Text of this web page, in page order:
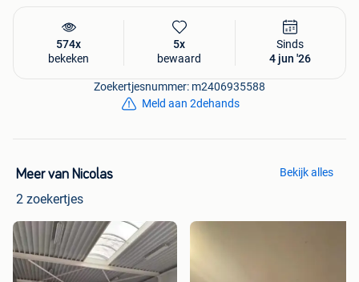
574x
bekeken
5x
bewaard
Sinds
4 jun '26
Zoekertjesnummer: m2406935588
Meld aan 2dehands
Meer van Nicolas
2 zoekertjes
Bekijk alles